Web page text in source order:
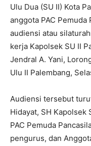
Ulu Dua (SU II) Kota
anggota PAC Pemuda
audiensi atau
kerja Kapolsek SU II
Jendral A. Yani,
Ulu II Palembang,
Audiensi tersebut
Hidayat, SH Kapolsek
PAC Pemuda
pengurus, dan